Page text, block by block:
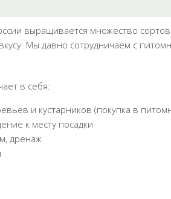
выращивается множество
Мы давно сотрудничаем с
в себя:
и кустарников (покупка в
к месту посадки
дренаж